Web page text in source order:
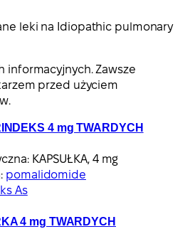
leki na Idiopathic pulmonary
informacyjnych. Zawsze
przed użyciem
4 mg TWARDYCH
KAPSUŁKA, 4 mg
pomalidomide
As
4 mg TWARDYCH